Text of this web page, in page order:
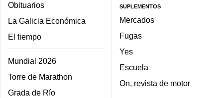
Obituarios
La Galicia Económica
El tiempo
Mundial 2026
Torre de Marathon
Grada de Río
SUPLEMENTOS
Mercados
Fugas
Yes
Escuela
On, revista de motor